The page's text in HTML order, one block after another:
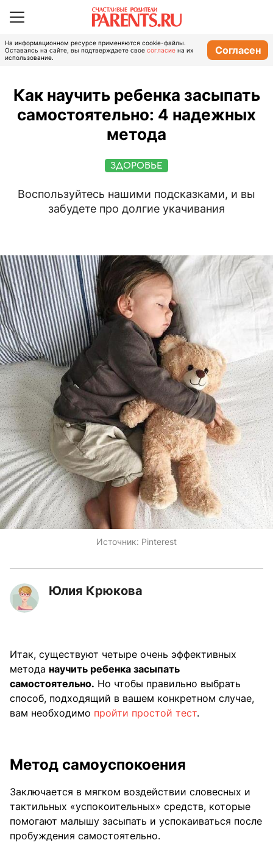
На информационном ресурсе применяются cookie-файлы.
Оставаясь на сайте, вы подтверждаете свое согласие на их
использование.
Согласен
Как научить ребенка засыпать
самостоятельно: 4 надежных
метода
ЗДОРОВЬЕ
Воспользуйтесь нашими подсказками, и вы
забудете про долгие укачивания
Источник: Pinterest
Юлия Крюкова
Итак, существуют четыре очень эффективных
метода научить ребенка засыпать
самостоятельно. Но чтобы правильно выбрать
способ, подходящий в вашем конкретном случае,
вам необходимо пройти простой тест.
Метод самоуспокоения
Заключается в мягком воздействии словесных и
тактильных «успокоительных» средств, которые
помогают малышу засыпать и успокаиваться после
пробуждения самостоятельно.